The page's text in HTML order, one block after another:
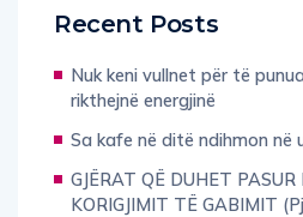
Recent Posts
Nuk keni vullnet për të
rikthejnë energjinë
Sa kafe në ditë ndihmon në
GJËRAT QË DUHET PASUR
KORIGJIMIT TË GABIMIT